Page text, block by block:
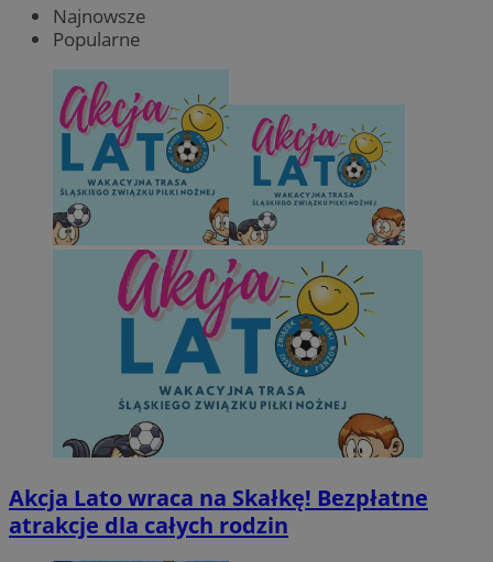
Najnowsze
Popularne
Akcja Lato wraca na Skałkę! Bezpłatne
atrakcje dla całych rodzin